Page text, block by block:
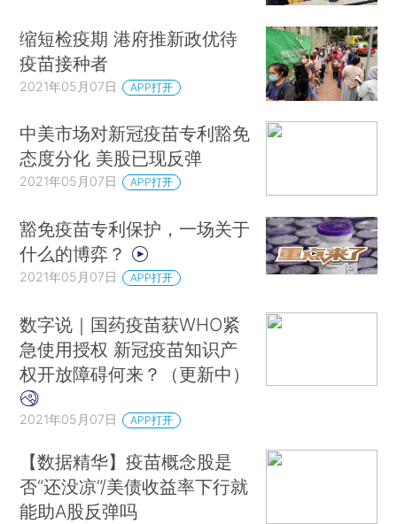
缩短检疫期 港府推新政优待
疫苗接种者
2021年05月07日 APP打开
中美市场对新冠疫苗专利豁免
态度分化 美股已现反弹
2021年05月07日 APP打开
豁免疫苗专利保护，一场关于
什么的博弈？
2021年05月07日 APP打开
数字说｜国药疫苗获WHO紧
急使用授权 新冠疫苗知识产
权开放障碍何来？（更新中）
2021年05月07日 APP打开
【数据精华】疫苗概念股是
否“还没凉”/美债收益率下行就
能助A股反弹吗